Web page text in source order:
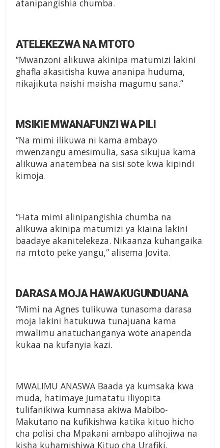
atanipangishia chumba.
ATELEKEZWA NA MTOTO
“Mwanzoni alikuwa akinipa matumizi lakini
ghafla akasitisha kuwa ananipa huduma,
nikajikuta naishi maisha magumu sana.”
MSIKIE MWANAFUNZI WA PILI
“Na mimi ilikuwa ni kama ambayo
mwenzangu amesimulia, sasa sikujua kama
alikuwa anatembea na sisi sote kwa kipindi
kimoja.
“Hata mimi alinipangishia chumba na
alikuwa akinipa matumizi ya kiaina lakini
baadaye akanitelekeza. Nikaanza kuhangaika
na mtoto peke yangu,” alisema Jovita.
DARASA MOJA HAWAKUGUNDUANA
“Mimi na Agnes tulikuwa tunasoma darasa
moja lakini hatukuwa tunajuana kama
mwalimu anatuchanganya wote anapenda
kukaa na kufanyia kazi.
MWALIMU ANASWA Baada ya kumsaka kwa
muda, hatimaye Jumatatu iliyopita
tulifanikiwa kumnasa akiwa Mabibo-
Makutano na kufikishwa katika kituo hicho
cha polisi cha Mpakani ambapo alihojiwa na
kisha kuhamishiwa Kituo cha Urafiki.